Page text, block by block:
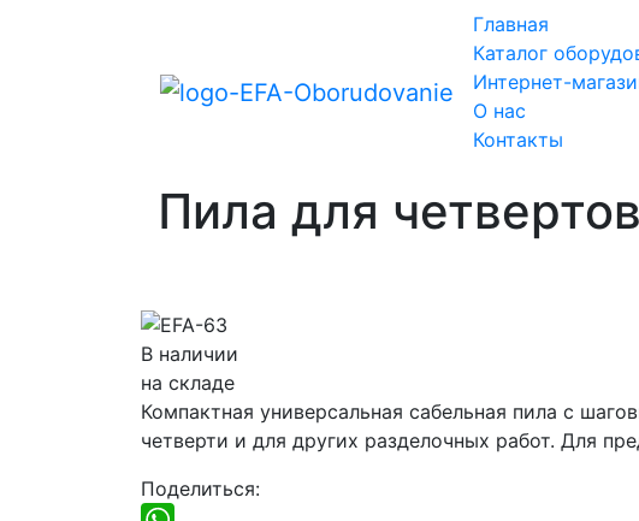
Главная
Каталог
Интернет-
О нас
Контакты
Пила для
В наличии
на складе
Компактная универсальная сабельная пила с
четверти и для других разделочных работ. Для
Поделиться: